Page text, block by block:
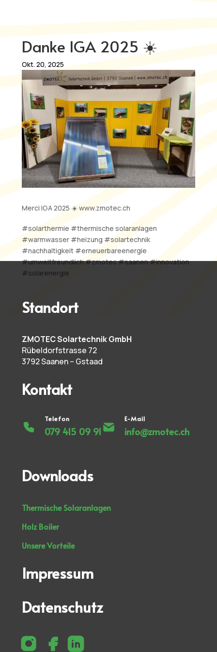
Danke IGA 2025 ☀️
Okt. 20, 2025
Merci IGA 2025 ☀️ www.zmotec.ch
#solarthermie #thermische solaranlagen
#warmwasser #heizung #solartechnik
#nachhaltigkeit #erneuerbareenergie
#umweltfreundlich #zmotec #saanen #innovation
#solarenergie
Standort
ZMOTEC Solartechnik GmbH
Rübeldorfstrasse 72
3792 Saanen – Gstaad
Kontakt
Telefon
079 415 09 91
E-Mail
info@zmotec.ch
Downloads
Thermische Solaranlagen
Holz Boiler
Unsere Vorteile
Impressum
Datenschutz